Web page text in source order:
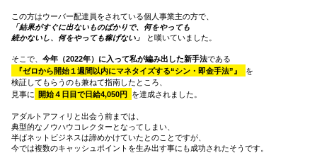
この方はウーバー配達員をされている個人事業主の方で、
「結果がすぐに出ないものばかりで、何をやっても
続かないし、何をやっても稼げない」
と嘆いていました。
そこで、 今年（2022年）に入って私が編み出した新手法である
『ゼロから開始１週間以内にマネタイズする“シン・即金手法”』
を
検証してもらうのも兼ねて指南したところ、
見事に 開始４日目で日給4,050円 を達成されました。
アダルトアフィリと出会う前までは、
典型的なノウハウコレクターとなってしまい、
半ばネットビジネスは諦めかけていたとのことですが、
今では複数のキャッシュポイントを生み出す事にも成功されたそうです。